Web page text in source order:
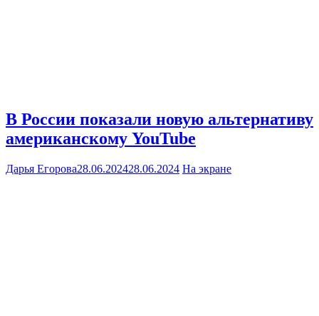
В России показали новую альтернативу
американскому YouTube
Дарья Егорова28.06.202428.06.2024 На экране